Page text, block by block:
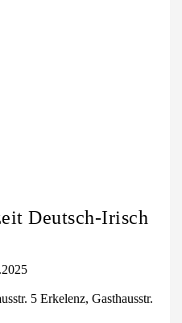
Deutsch-Irisch
5 Erkelenz, Gasthausstr.